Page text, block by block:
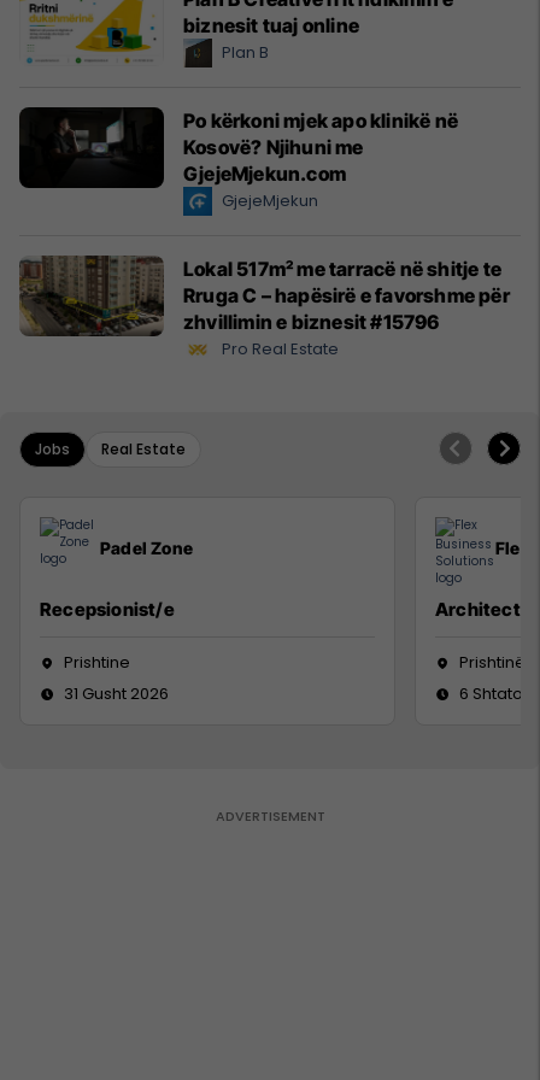
biznesit tuaj online
Plan B
Po kërkoni mjek apo klinikë në
Kosovë? Njihuni me
GjejeMjekun.com
GjejeMjekun
Lokal 517m² me tarracë në shitje te
Rruga C – hapësirë e favorshme për
zhvillimin e biznesit #15796
Pro Real Estate
Jobs Real Estate
Padel Zone
Recepsionist/e
Prishtine
31 Gusht 2026
Flex
Architect
Prishtinë
6 Shtator